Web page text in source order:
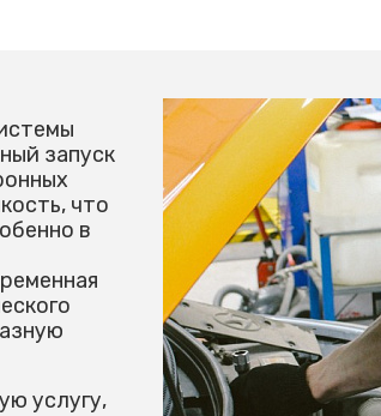
запуск
что
в
услугу,